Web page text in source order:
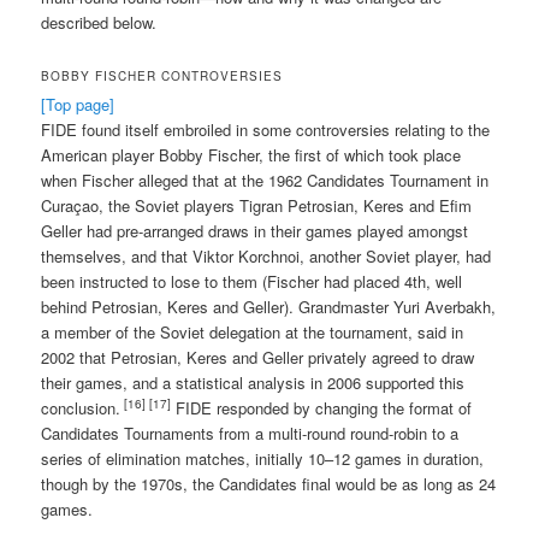
described below.
BOBBY FISCHER CONTROVERSIES
[Top page]
FIDE found itself embroiled in some controversies relating to the
American player Bobby Fischer, the first of which took place
when Fischer alleged that at the 1962 Candidates Tournament in
Curaçao, the Soviet players Tigran Petrosian, Keres and Efim
Geller had pre-arranged draws in their games played amongst
themselves, and that Viktor Korchnoi, another Soviet player, had
been instructed to lose to them (Fischer had placed 4th, well
behind Petrosian, Keres and Geller). Grandmaster Yuri Averbakh,
a member of the Soviet delegation at the tournament, said in
2002 that Petrosian, Keres and Geller privately agreed to draw
their games, and a statistical analysis in 2006 supported this
conclusion. [16] [17] FIDE responded by changing the format of
Candidates Tournaments from a multi-round round-robin to a
series of elimination matches, initially 10–12 games in duration,
though by the 1970s, the Candidates final would be as long as 24
games.